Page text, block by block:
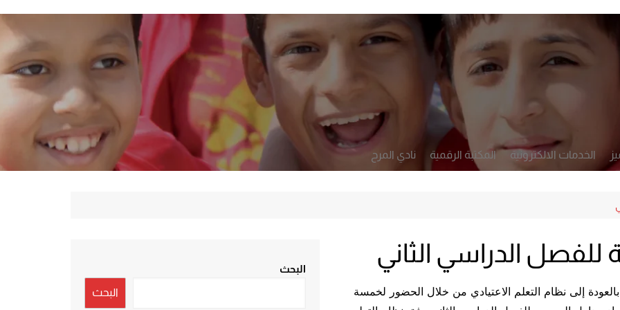
والرعاية
والحوكمة
الخدمات الالكترونية المكتبة الرقمية نادي المرح
الدراسي الثاني
بالعودة إلى نظام التعلم الاعتيادي من خلال الحضور لخمسة
البحث
البحث